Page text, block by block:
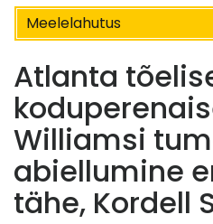
Meelelahutus
Atlanta
Williamsi
abiellumine
tähe, Kordell